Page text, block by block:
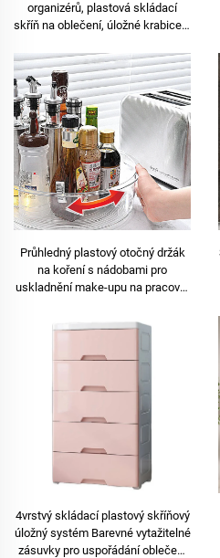
organizérů, plastová skládací
skříň na oblečení, úložné krabice s
skládací kartón
Průhledný plastový otočný držák
na koření s nádobami pro
uskladnění make-upu na pracovní
lahvičky s kořením, úložné krabice
4vrstvý skládací plastový skříňový
úložný systém Barevné vytažitelné
zásuvky pro uspořádání oblečení